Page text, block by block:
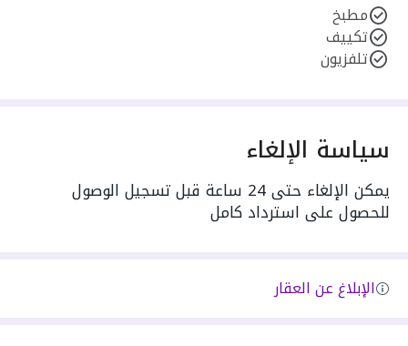
مطبخ
تكييف
تلفزيون
سياسة الإلغاء
يمكن الإلغاء حتى 24 ساعة قبل تسجيل الوصول
للحصول على استرداد كامل
الإبلاغ عن العقار